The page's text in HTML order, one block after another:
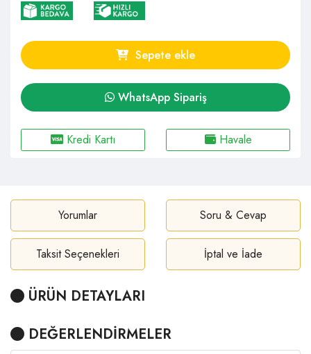
Sepete ekle
WhatsApp Sipariş
Kredi Kartı Havale
Yorumlar Soru & Cevap
Taksit Seçenekleri İptal ve İade
ÜRÜN DETAYLARI
DEĞERLENDİRMELER